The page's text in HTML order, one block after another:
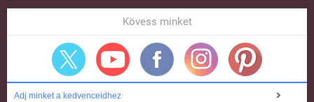
Kövess minket
Adj minket a kedvenceidhez